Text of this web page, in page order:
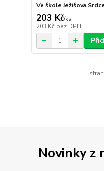
Ve škole Ježíšova Srdce
203 Kč/ks
203 Kč bez DPH
Novinky z